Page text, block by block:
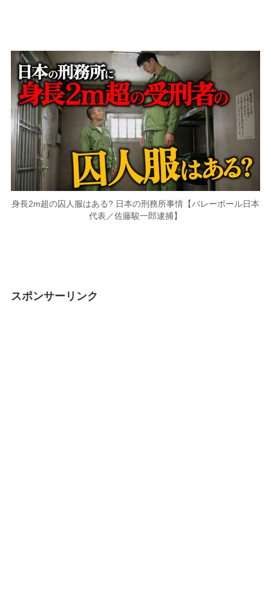
身長2m超の囚人服はある? 日本の刑務所事情【バレーボール日本
代表／佐藤駿一郎逮捕】
スポンサーリンク